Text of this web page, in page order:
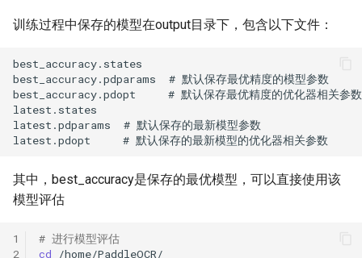
训练过程中保存的模型在output目录下，包含以下文件：
其中，best_accuracy是保存的最优模型，可以直接使用该
模型评估
1
2
# 进行模型评估
cd